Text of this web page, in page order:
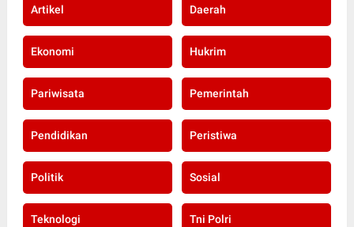
Artikel Daerah
Ekonomi Hukrim
Pariwisata Pemerintah
Pendidikan Peristiwa
Politik Sosial
Teknologi Tni Polri